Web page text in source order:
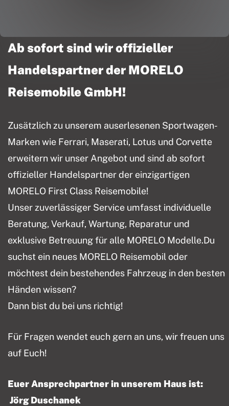
Ab sofort sind wir offizieller
Handelspartner der MORELO
Reisemobile GmbH!
Zusätzlich zu unserem auserlesenen Sportwagen-
Marken wie Ferrari, Maserati, Lotus und Corvette
erweitern wir unser Angebot und sind ab sofort
offizieller Handelspartner der einzigartigen
MORELO First Class Reisemobile!
Unser zuverlässiger Service umfasst individuelle
Beratung, Verkauf, Wartung, Reparatur und
exklusive Betreuung für alle MORELO Modelle.Du
suchst ein neues MORELO Reisemobil oder
möchtest dein bestehendes Fahrzeug in den besten
Händen wissen?
Dann bist du bei uns richtig!
Für Fragen wendet euch gern an uns, wir freuen uns
auf Euch!
Euer Ansprechpartner in unserem Haus ist:
Jörg Duschanek